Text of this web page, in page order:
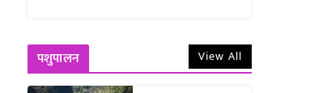
पशुपालन View All